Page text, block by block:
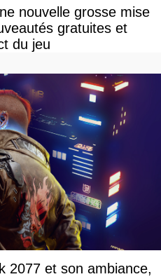
nouvelle grosse mise
gratuites et
du jeu
2077 et son ambiance,